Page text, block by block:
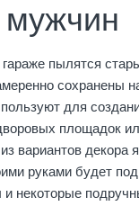
пылятся
сохранены
для
площадок
вариантов декора
руками будет
некоторые